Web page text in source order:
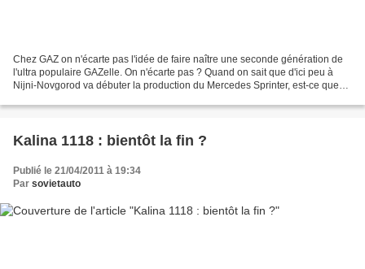
Chez GAZ on n'écarte pas l'idée de faire naître une seconde génération de
l'ultra populaire GAZelle. On n'écarte pas ? Quand on sait que d'ici peu à
Nijni-Novgorod va débuter la production du Mercedes Sprinter, est-ce que
Kalina 1118 : bientôt la fin ?
Publié le 21/04/2011 à 19:34
Par sovietauto